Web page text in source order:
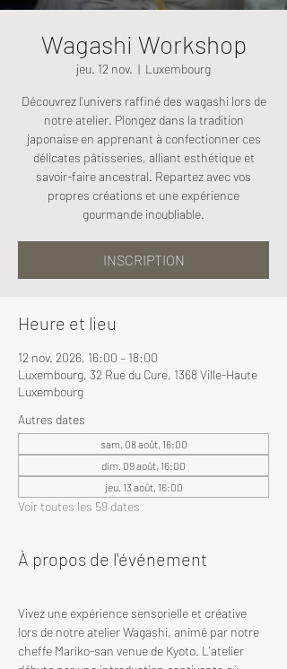
Wagashi Workshop
jeu. 12 nov.
  |
Luxembourg
Découvrez l'univers raffiné des wagashi lors de
notre atelier. Plongez dans la tradition
japonaise en apprenant à confectionner ces
délicates pâtisseries, alliant esthétique et
savoir-faire ancestral. Repartez avec vos
propres créations et une expérience
gourmande inoubliable.
INSCRIPTION
Heure et lieu
12 nov. 2026, 16:00 – 18:00
Luxembourg, 32 Rue du Cure, 1368 Ville-Haute
Luxembourg
Autres dates
sam. 08 août, 16:00
dim. 09 août, 16:00
jeu. 13 août, 16:00
Voir toutes les 59 dates
À propos de l'événement
Vivez une expérience sensorielle et créative
lors de notre atelier Wagashi, animé par notre
cheffe Mariko-san venue de Kyoto. L'atelier